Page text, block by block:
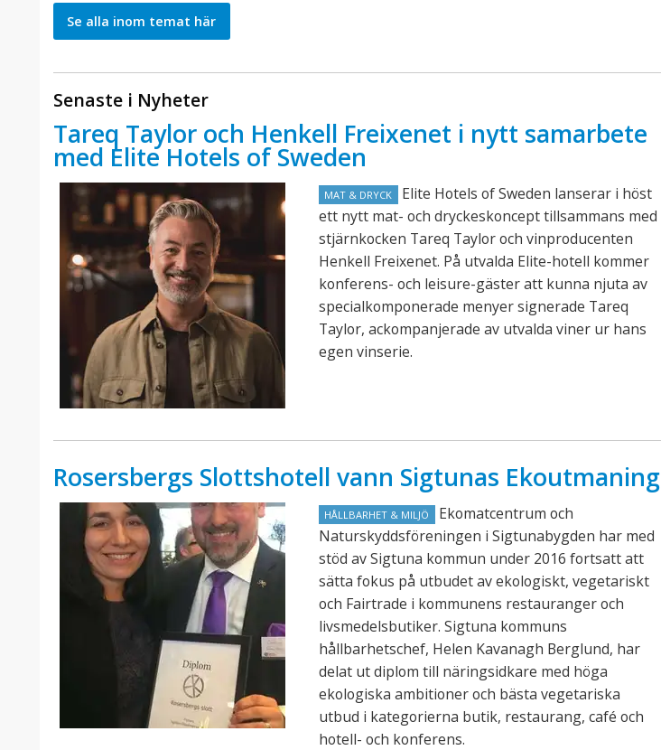
Se alla inom temat här
Senaste i Nyheter
Tareq Taylor och Henkell Freixenet i nytt samarbete
med Elite Hotels of Sweden
MAT & DRYCK
Elite Hotels of Sweden lanserar i höst
ett nytt mat- och dryckeskoncept tillsammans med
stjärnkocken Tareq Taylor och vinproducenten
Henkell Freixenet. På utvalda Elite-hotell kommer
konferens- och leisure-gäster att kunna njuta av
specialkomponerade menyer signerade Tareq
Taylor, ackompanjerade av utvalda viner ur hans
egen vinserie.
Rosersbergs Slottshotell vann Sigtunas Ekoutmaning
HÅLLBARHET & MILJÖ
Ekomatcentrum och
Naturskyddsföreningen i Sigtunabygden har med
stöd av Sigtuna kommun under 2016 fortsatt att
sätta fokus på utbudet av ekologiskt, vegetariskt
och Fairtrade i kommunens restauranger och
livsmedelsbutiker. Sigtuna kommuns
hållbarhetschef, Helen Kavanagh Berglund, har
delat ut diplom till näringsidkare med höga
ekologiska ambitioner och bästa vegetariska
utbud i kategorierna butik, restaurang, café och
hotell- och konferens.